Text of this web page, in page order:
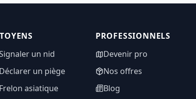
un nid
Déclarer un piège
asiatique
PROFESSIONNELS
Devenir pro
Nos offres
Blog